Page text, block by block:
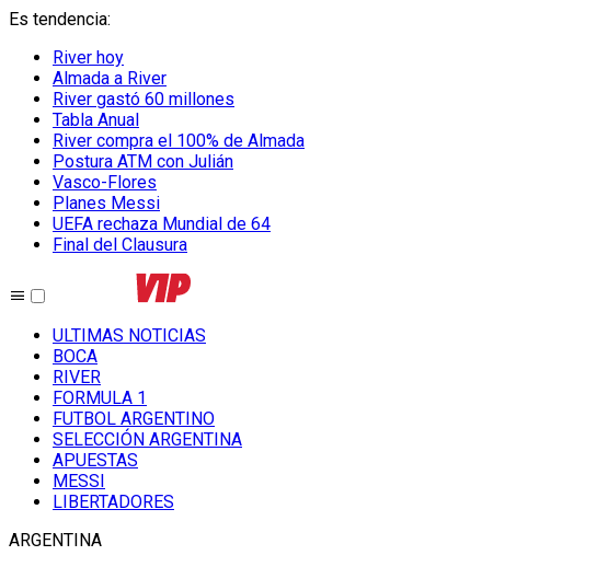
Es tendencia:
River hoy
Almada a River
River gastó 60 millones
Tabla Anual
River compra el 100% de Almada
Postura ATM con Julián
Vasco-Flores
Planes Messi
UEFA rechaza Mundial de 64
Final del Clausura
ULTIMAS NOTICIAS
BOCA
RIVER
FORMULA 1
FUTBOL ARGENTINO
SELECCIÓN ARGENTINA
APUESTAS
MESSI
LIBERTADORES
ARGENTINA